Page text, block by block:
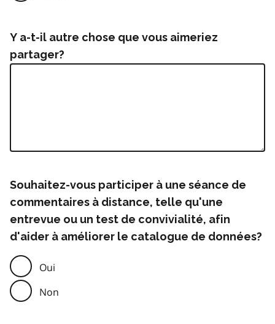
Y a-t-il autre chose que vous aimeriez
partager?
Souhaitez-vous participer à une séance de
commentaires à distance, telle qu'une
entrevue ou un test de convivialité, afin
d'aider à améliorer le catalogue de données?
Oui
Non